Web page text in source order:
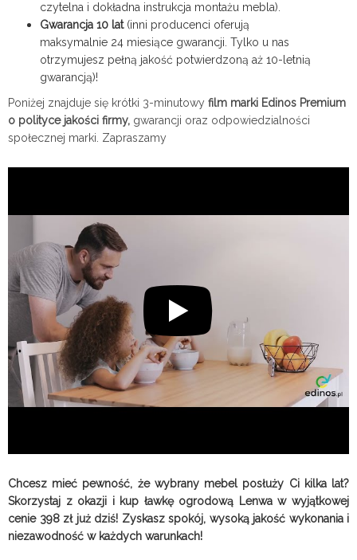
czytelna i dokładna instrukcja montażu mebla).
Gwarancja 10 lat(inni producenci oferują
maksymalnie 24 miesiące gwarancji. Tylko u nas
otrzymujesz pełną jakość potwierdzoną aż 10-letnią
gwarancją)!
Poniżej znajduje się krótki 3-minutowy film marki Edinos Premium
o polityce jakości firmy, gwarancji oraz odpowiedzialności
społecznej marki. Zapraszamy
Chcesz mieć pewność, że wybrany mebel posłuży Ci kilka lat?
Skorzystaj z okazji i kup ławkę ogrodową Lenwa w wyjątkowej
cenie 398 zł już dziś! Zyskasz spokój, wysoką jakość wykonania i
niezawodność w każdych warunkach!